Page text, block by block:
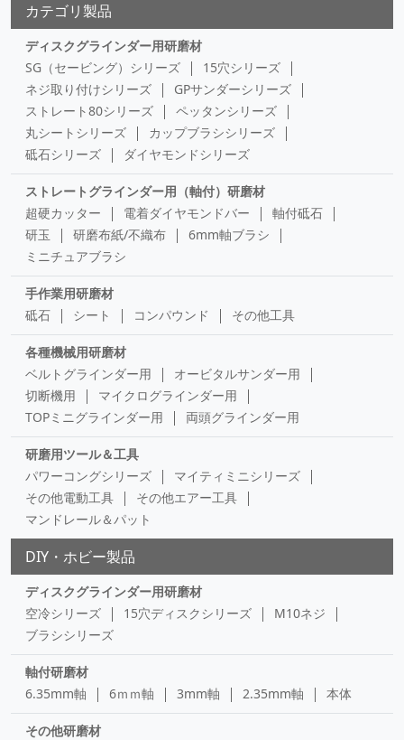
カテゴリ製品
ディスクグラインダー用研磨材
SG（セービング）シリーズ
15穴シリーズ
ネジ取り付けシリーズ
GPサンダーシリーズ
ストレート80シリーズ
ペッタンシリーズ
丸シートシリーズ
カップブラシシリーズ
砥石シリーズ
ダイヤモンドシリーズ
ストレートグラインダー用（軸付）研磨材
超硬カッター
電着ダイヤモンドバー
軸付砥石
研玉
研磨布紙/不織布
6mm軸ブラシ
ミニチュアブラシ
手作業用研磨材
砥石
シート コンパウンド その他工具
各種機械用研磨材
ベルトグラインダー用
オービタルサンダー用
切断機用
マイクログラインダー用
TOPミニグラインダー用
両頭グラインダー用
研磨用ツール＆工具
パワーコングシリーズ
マイティミニシリーズ
その他電動工具
その他エアー工具
マンドレール＆パット
DIY・ホビー製品
ディスクグラインダー用研磨材
空冷シリーズ
15穴ディスクシリーズ
M10ネジ
ブラシシリーズ
軸付研磨材
6.35mm軸
6ｍｍ軸 3mm軸 2.35mm軸 本体
その他研磨材